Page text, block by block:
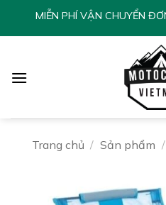
ChuyểnMIỄN PHÍ VẬN CHUYỂN
Trang chủ / Sản phẩm /